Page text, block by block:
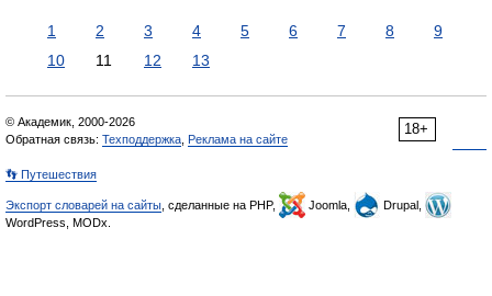
1 2 3 4 5 6 7 8
9
10
11 12 13
18+
© Академик, 2000-2026
Обратная связь: Техподдержка Реклама на сайте
👣 Путешествия
Экспорт словарей на сайты , сделанные на PHP, Joomla,
Drupal,
WordPress, MODx.